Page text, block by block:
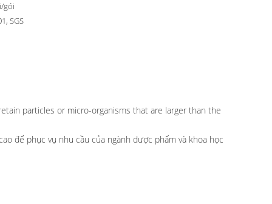
gói
SGS
particles or micro-organisms that are larger than the
để phục vụ nhu cầu của ngành dược phẩm và khoa học